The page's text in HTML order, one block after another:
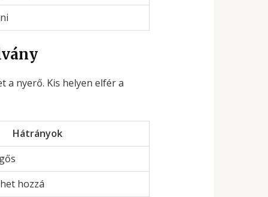
a nyerő. Kis helyen elfér a
Hátrányok
hozzá